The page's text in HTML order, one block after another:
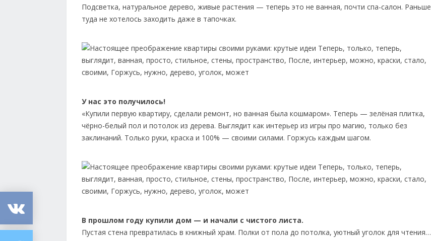
Подсветка, натуральное дерево, живые растения — теперь это не ванная, почти спа-салон. Раньше
туда не хотелось заходить даже в тапочках.
У нас это получилось!
«Купили первую квартиру, сделали ремонт, но ванная была кошмаром». Теперь — зелёная плитка,
чёрно-белый пол и потолок из дерева. Выглядит как интерьер из игры про магию, только без
заклинаний. Только руки, краска и 100% — своими силами. Горжусь каждым шагом.
В прошлом году купили дом — и начали с чистого листа.
Пустая стена превратилась в книжный храм. Полки от пола до потолка, уютный уголок для чтения…